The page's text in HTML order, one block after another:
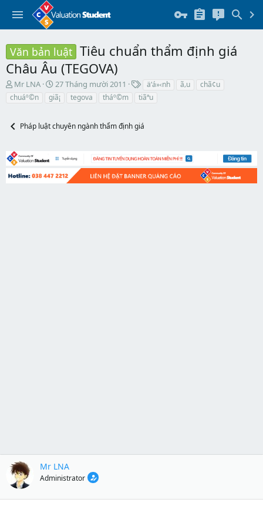
Văn bản luật Tiêu chuẩn thẩm định giá
Châu Âu (TEGOVA)
T
h
a
t
a
r
Mr LNA
N
g
b
đ
u
27 Tháng mười 2011
h
ä‘á»‹nh ã‚u
chã¢u
chuáº©n
giã¡ tegova tháº©m tiãªu
Pháp luật chuyên ngành thẩm định giá
Mr LNA
Administrator